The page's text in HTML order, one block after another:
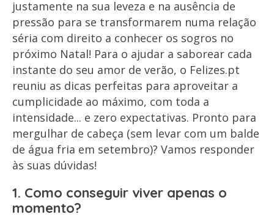
justamente na sua leveza e na ausência de
pressão para se transformarem numa relação
séria com direito a conhecer os sogros no
próximo Natal! Para o ajudar a saborear cada
instante do seu amor de verão, o Felizes.pt
reuniu as dicas perfeitas para aproveitar a
cumplicidade ao máximo, com toda a
intensidade... e zero expectativas. Pronto para
mergulhar de cabeça (sem levar com um balde
de água fria em setembro)? Vamos responder
às suas dúvidas!
1. Como conseguir viver apenas o
momento?